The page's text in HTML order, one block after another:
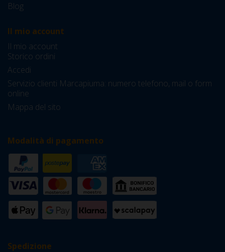
Blog
Il mio account
Il mio account
Storico ordini
Accedi
Servizio clienti Marcapiuma: numero telefono, mail o form
online
Mappa del sito
Modalità di pagamento
Spedizione